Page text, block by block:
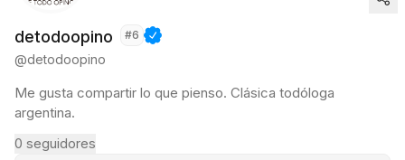
detodoopino #6
@detodoopino
Me gusta compartir lo que pienso. Clásica todóloga
argentina.
0 seguidores